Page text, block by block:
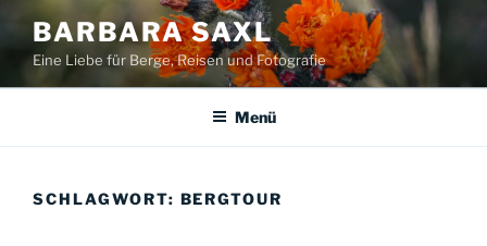
Inhalt
springen
BARBARA SAXL
Eine Liebe für Berge, Reisen und Fotografie
Menü
SCHLAGWORT: BERGTOUR